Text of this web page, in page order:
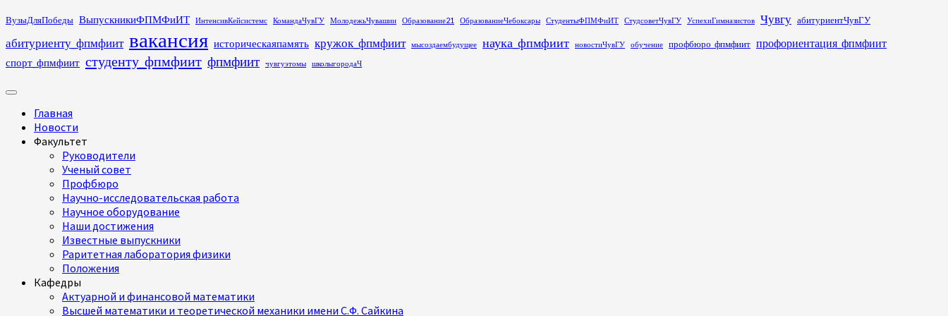
Перейти
содержимому
ВузыДляПобеды ВыпускникиФПМФиИТ ИнтенсивКейсистемс КомандаЧувГУ МолодежьЧувашии Образование21 ОбразованиеЧебоксары СтудентыФПМФиИТ СтудсоветЧувГУ УспехиГимназистов Чувгу абитуриентЧувГУ
абитуриенту_фпмфиит вакансия историческаяпамять кружок_фпмфиит мысоздаембудущее наука_фпмфиит новостиЧувГУ обучение профбюро_фпмфиит профориентация_фпмфиит
спорт_фпмфиит студенту_фпмфиит фпмфиит чувгуэтомы школыгородаЧ
Основное
Главная
Новости
Факультет
Руководители
Ученый совет
Профбюро
Научно-исследовательская работа
Научное оборудование
Наши достижения
Известные выпускники
Раритетная лаборатория физики
Положения
Кафедры
Актуарной и финансовой математики
Высшей математики и теоретической механики имени С.Ф. Сайкина